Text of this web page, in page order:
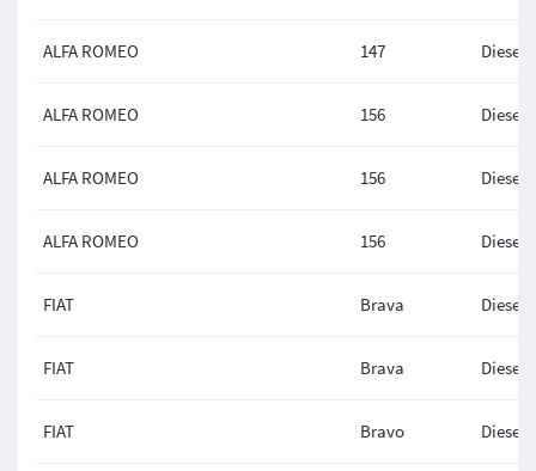
ALFA ROMEO 147 Diesel
ALFA ROMEO 156 Diesel
ALFA ROMEO 156 Diesel
ALFA ROMEO 156 Diesel
FIAT Brava Diesel
FIAT Brava Diesel
FIAT Bravo Diesel